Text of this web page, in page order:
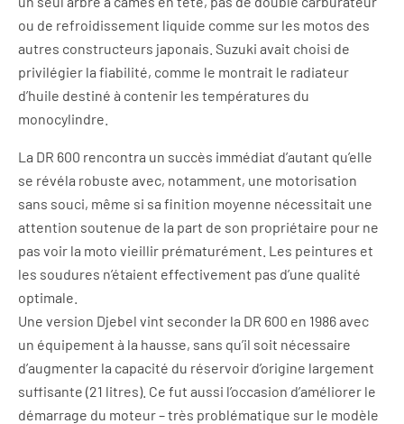
ou de refroidissement liquide comme sur les motos des
autres constructeurs japonais. Suzuki avait choisi de
privilégier la fiabilité, comme le montrait le radiateur
d’huile destiné à contenir les températures du
monocylindre.
La DR 600 rencontra un succès immédiat d’autant qu’elle
se révéla robuste avec, notamment, une motorisation
sans souci, même si sa finition moyenne nécessitait une
attention soutenue de la part de son propriétaire pour ne
pas voir la moto vieillir prématurément. Les peintures et
les soudures n’étaient effectivement pas d’une qualité
optimale.
Une version Djebel vint seconder la DR 600 en 1986 avec
un équipement à la hausse, sans qu’il soit nécessaire
d’augmenter la capacité du réservoir d’origine largement
suffisante (21 litres). Ce fut aussi l’occasion d’améliorer le
démarrage du moteur – très problématique sur le modèle